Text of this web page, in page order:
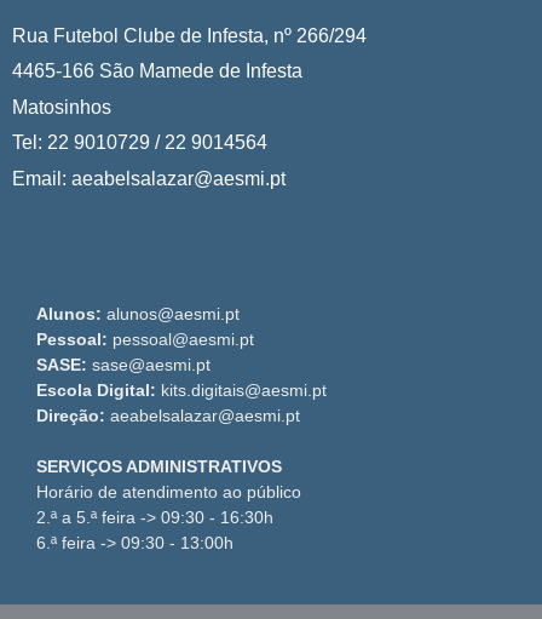
Rua Futebol Clube de Infesta, nº 266/294
4465-166 São Mamede de Infesta
Matosinhos
Tel: 22 9010729 / 22 9014564
Email: aeabelsalazar@aesmi.pt
Alunos: alunos@aesmi.pt
Pessoal: pessoal@aesmi.pt
SASE: sase@aesmi.pt
Escola Digital: kits.digitais@aesmi.pt
Direção: aeabelsalazar@aesmi.pt
SERVIÇOS ADMINISTRATIVOS
Horário de atendimento ao público
2.ª a 5.ª feira -> 09:30 - 16:30h
6.ª feira -> 09:30 - 13:00h